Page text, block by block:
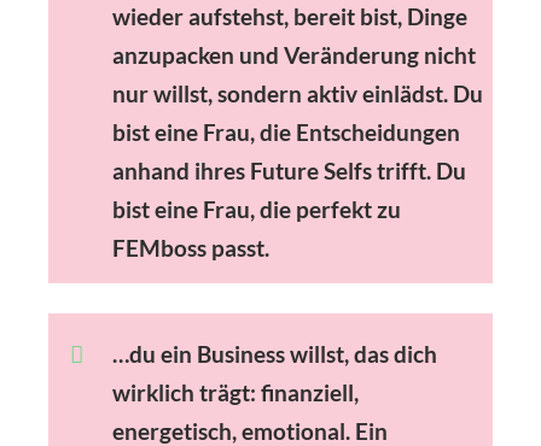
wieder aufstehst, bereit bist, Dinge
anzupacken und Veränderung nicht
nur willst, sondern aktiv einlädst. Du
bist eine Frau, die Entscheidungen
anhand ihres Future Selfstrifft. Du
bist eine Frau, die perfekt zu
FEMboss passt.
…du ein Business willst, das dich
wirklich trägt: finanziell,
energetisch, emotional. Ein